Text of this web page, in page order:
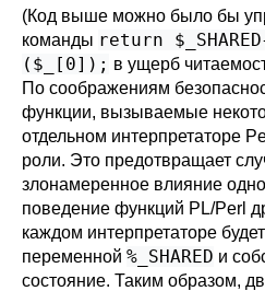
(Код выше можно было бы
команды return
($_[0]); в ущерб
По соображениям
функции, вызываемые
отдельном интерпретаторе
роли. Это предотвращает
злонамеренное влияние
поведение функций PL/Perl
каждом интерпретаторе
переменной %_SHARED и
состояние. Таким образом,